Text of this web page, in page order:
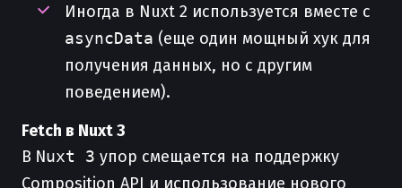
Иногда в Nuxt 2 используется вместе с
asyncData (еще один мощный хук для
получения данных, но с другим
поведением).
Fetch в Nuxt 3
В Nuxt 3 упор смещается на поддержку
Composition API и использование нового